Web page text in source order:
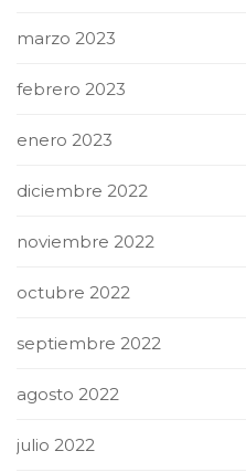
marzo 2023
febrero 2023
enero 2023
diciembre 2022
noviembre 2022
octubre 2022
septiembre 2022
agosto 2022
julio 2022